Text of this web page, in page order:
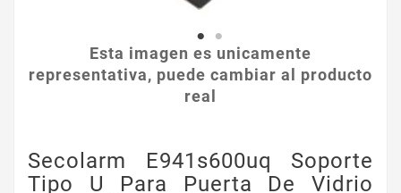
Esta imagen es unicamente
representativa, puede cambiar al producto
real
Secolarm E941s600uq Soporte
Tipo U Para Puerta De Vidrio